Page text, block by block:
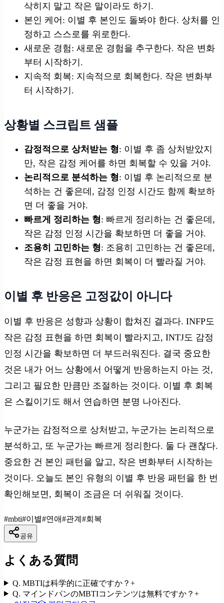
삭히지 말고 작은 말이라도 하기.
본인 케어: 이별 후 본인도 돌봐야 한다. 상처를 인
정하고 스스로를 위로한다.
새로운 경험: 새로운 경험을 추구한다. 작은 변화
부터 시작하기.
지속적 회복: 지속적으로 회복한다. 작은 변화부
터 시작하기.
상황별 스크립트 샘플
감정적으로 상처받는 형: 이별 후 좀 상처받았지
만, 작은 감정 케어를 하면 회복할 수 있을 거야.
논리적으로 분석하는 형: 이별 후 논리적으로 분
석하는 건 좋은데, 감정 인정 시간도 함께 확보하
면 더 좋을 거야.
빠르게 정리하는 형: 빠르게 정리하는 건 좋은데,
작은 감정 인정 시간을 확보하면 더 좋을 거야.
조용히 고민하는 형: 조용히 고민하는 건 좋은데,
작은 감정 표현을 하면 회복이 더 빨라질 거야.
이별 후 반응은 고정값이 아니다
이별 후 반응은 성향과 상황이 합쳐진 결과다. INFP도
작은 감정 표현을 하면 회복이 빨라지고, INTJ도 감정
인정 시간을 확보하면 더 부드러워진다. 결국 중요한
것은 내가 어느 상황에서 어떻게 반응하는지 아는 것,
그리고 필요한 만큼만 조절하는 것이다. 이별 후 회복
은 스킬이기도 해서 연습하면 분명 나아진다.
누군가는 감정적으로 상처받고, 누군가는 논리적으로
분석하고, 또 누군가는 빠르게 정리한다. 둘 다 괜찮다.
중요한 건 본인 패턴을 알고, 작은 변화부터 시작하는
것이다. 오늘도 본인 유형의 이별 후 반응 패턴을 한 번
확인해보면, 회복이 조금은 더 쉬워질 것이다.
#mbti#이별#연애#관계 #회복
공유
よくある質問
Q. MBTIは科学的に正確ですか？ +
Q. マインドパンのMBTIコンテンツは無料ですか？ +